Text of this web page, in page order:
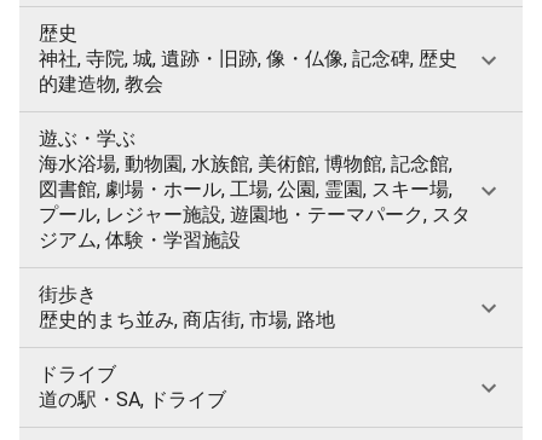
歴史
神社, 寺院, 城, 遺跡・旧跡, 像・仏像, 記念碑, 歴史
的建造物, 教会
遊ぶ・学ぶ
海水浴場, 動物園, 水族館, 美術館, 博物館, 記念館,
図書館, 劇場・ホール, 工場, 公園, 霊園, スキー場,
プール, レジャー施設, 遊園地・テーマパーク, スタ
ジアム, 体験・学習施設
街歩き
歴史的まち並み, 商店街, 市場, 路地
ドライブ
道の駅・SA, ドライブ